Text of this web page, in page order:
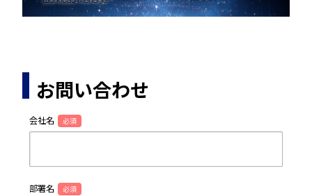
お問い合わせ
会社名 必須
部署名 必須